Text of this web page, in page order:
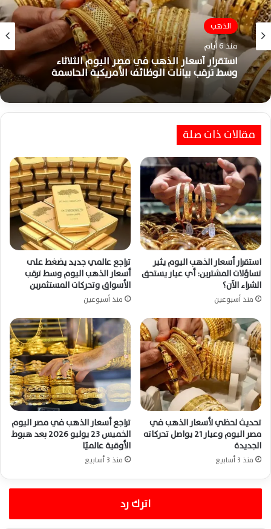
الذهب
منذ 6 أيام
استقرار أسعار الذهب في مصر اليوم الثلاثاء
وسط ترقب بيانات الوظائف الأمريكية الحاسمة
مقالات ذات صلة
استقرار أسعار الذهب اليوم يثير
تساؤلات المشترين: أي عيار يستحق
الشراء الآن؟
منذ أسبوعين
تراجع عالمي جديد يضغط على
أسعار الذهب اليوم وسط ترقب
الأسواق وتحركات المستثمرين
منذ أسبوعين
تحديث لحظي لأسعار الذهب في
مصر اليوم وعيار 21 يواصل تحركاته
الجديدة
منذ 3 أسابيع
تراجع أسعار الذهب في مصر اليوم
الخميس 23 يوليو 2026 بعد هبوط
الأوقية عالميًا
منذ 3 أسابيع
اترك رد